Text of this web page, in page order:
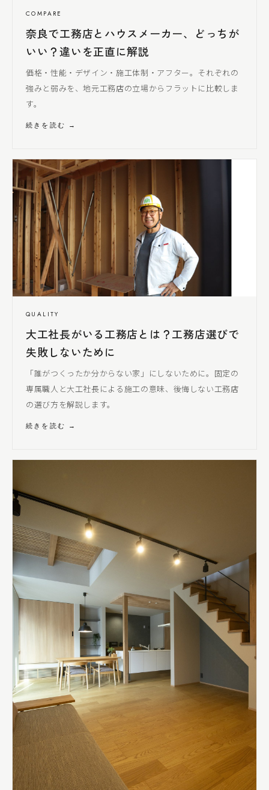
COMPARE
奈良で工務店とハウスメーカー、どっちが
いい？違いを正直に解説
価格・性能・デザイン・施工体制・アフター。それぞれの
強みと弱みを、地元工務店の立場からフラットに比較しま
す。
続きを読む →
QUALITY
大工社長がいる工務店とは？工務店選びで
失敗しないために
「誰がつくったか分からない家」にしないために。固定の
専属職人と大工社長による施工の意味、後悔しない工務店
の選び方を解説します。
続きを読む →